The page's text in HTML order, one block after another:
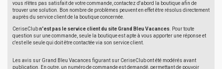
vous n'êtes pas satisfait de votre commande, contactez d'abord la boutique afin de
trouver une solution. Bon nombre de problèmes peuvent en effet être résolus directement
auprès du service client de la boutique concernée.
CeriseClubn'est pas le service client du site Grand Bleu Vacances . Pour toute
question sur une commande, seule la boutique est apte à vous apporter une réponse et
c'est elle seule qui doit être contactée via son service client.
Les avis sur Grand Bleu Vacances figurant sur CeriseClub ont été modérés avant
publication. En outre, un numéro de commande est demandé, permettant de pouvoir